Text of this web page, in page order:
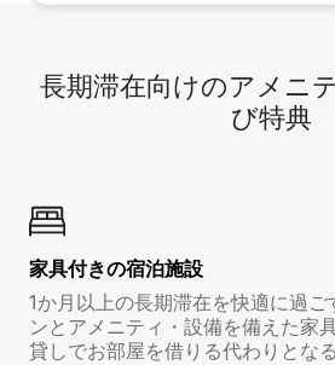
長期滞在向け⁠のア⁠メ⁠ニ⁠
び特⁠典
家具付き⁠の宿⁠泊⁠施⁠設
1か月以上の長期滞在を快適に過
ンとアメニティ・設備を備えた家
貸しでお部屋を借りる代わりとな